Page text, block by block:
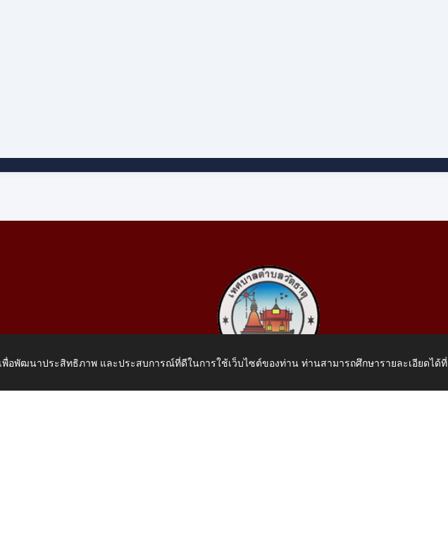
พื่อพัฒนาประสิทธิภาพ และประสบการณ์ที่ดีในการใช้เว็บไซต์ของท่าน ท่านสามารถศึกษารายละเอียดได้ที่